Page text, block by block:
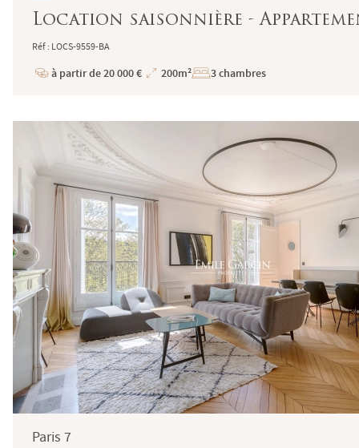
Location saisonnière -
Réf : LOCS-9559-BA
Prix
à partir de 20 000 €
Superficie
200m² 3 chambres
Paris 7